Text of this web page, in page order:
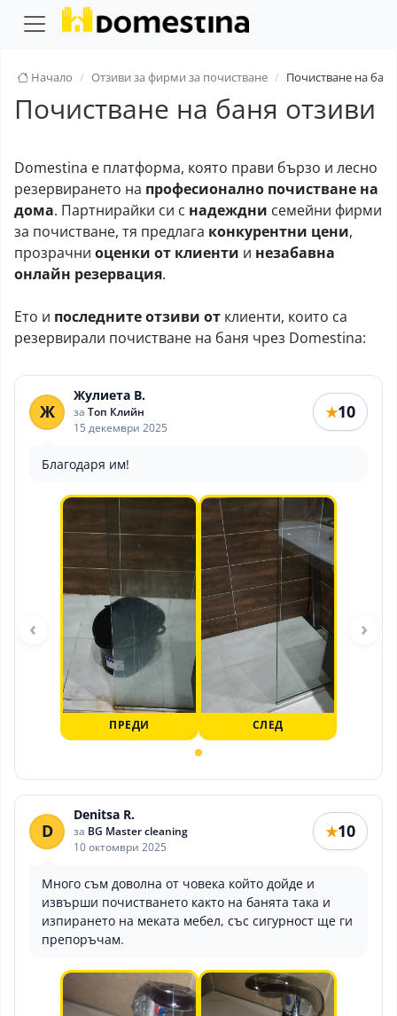
Начало Отзиви за фирми за почистване Почистване на баня
Почистване на баня отзиви
Domestina е платформа, която прави бързо и лесно
резервирането на професионално почистване на
дома. Партнирайки си с надеждни семейни фирми
за почистване, тя предлага конкурентни цени,
прозрачни оценки от клиенти и незабавна
онлайн резервация.
Ето и последните отзиви от клиенти, които са
резервирали почистване на баня чрез Domestina:
Ж
Жулиета В.
за Топ Клийн
15 декември 2025
★10
Благодаря им!
ПРЕДИ СЛЕД
‹ ›
D
Denitsa R.
за BG Master cleaning
10 октомври 2025
★10
Много съм доволна от човека който дойде и
извърши почистването както на банята така и
изпирането на меката мебел, със сигурност ще ги
препоръчам.